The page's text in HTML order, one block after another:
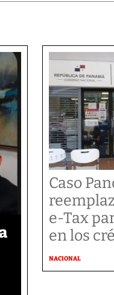
Caso
e-Tax
en los
NACIONAL